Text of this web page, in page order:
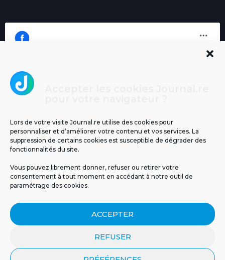
Lors de votre visite Journal.re utilise des cookies pour
personnaliser et d’améliorer votre contenu et vos services. La
suppression de certains cookies est susceptible de dégrader des
fonctionnalités du site.
Vous pouvez librement donner, refuser ou retirer votre
consentement à tout moment en accédant à notre outil de
paramétrage des cookies.
ACCEPTER
REFUSER
MENTIONS LÉGALES PUBLICITÉ
BLOG
NOS ÉMISSIONS
POLITIQUE DE CONFIDENTIALITÉ
CONTACT